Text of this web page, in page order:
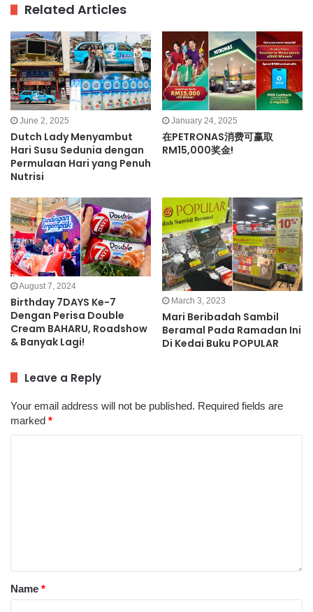
Related Articles
June 2, 2025
Dutch Lady Menyambut
Hari Susu Sedunia dengan
Permulaan Hari yang Penuh
Nutrisi
January 24, 2025
在PETRONAS消费可赢取
RM15,000奖金!
August 7, 2024
Birthday 7DAYS Ke-7
Dengan Perisa Double
Cream BAHARU, Roadshow
& Banyak Lagi!
March 3, 2023
Mari Beribadah Sambil
Beramal Pada Ramadan Ini
Di Kedai Buku POPULAR
Leave a Reply
Your email address will not be published. Required fields are
marked *
Name *